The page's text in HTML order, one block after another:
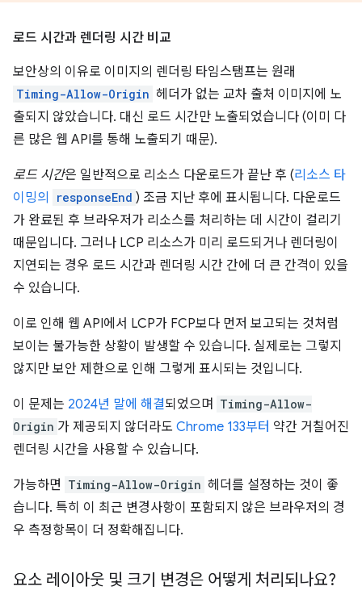
로드 시간과 렌더링 시간 비교
보안상의 이유로 이미지의 렌더링 타임스탬프는 원래
Timing-Allow-Origin 헤더가 없는 교차 출처 이미지에 노
출되지 않았습니다. 대신 로드 시간만 노출되었습니다 (이미 다
른 많은 웹 API를 통해 노출되기 때문).
로드 시간은 일반적으로 리소스 다운로드가 끝난 후 (리소스 타
이밍의
responseEnd ) 조금 지난 후에 표시됩니다. 다운로드
가 완료된 후 브라우저가 리소스를 처리하는 데 시간이 걸리기
때문입니다. 그러나 LCP 리소스가 미리 로드되거나 렌더링이
지연되는 경우 로드 시간과 렌더링 시간 간에 더 큰 간격이 있을
수 있습니다.
이로 인해 웹 API에서 LCP가 FCP보다 먼저 보고되는 것처럼
보이는 불가능한 상황이 발생할 수 있습니다. 실제로는 그렇지
않지만 보안 제한으로 인해 그렇게 표시되는 것입니다.
이 문제는 2024년 말에 해결되었으며
Timing-Allow-
Origin 가 제공되지 않더라도 Chrome 133부터 약간 거칠어진
렌더링 시간을 사용할 수 있습니다.
가능하면 Timing-Allow-Origin 헤더를 설정하는 것이 좋
습니다. 특히 이 최근 변경사항이 포함되지 않은 브라우저의 경
우 측정항목이 더 정확해집니다.
요소 레이아웃 및 크기 변경은 어떻게 처리되나요?